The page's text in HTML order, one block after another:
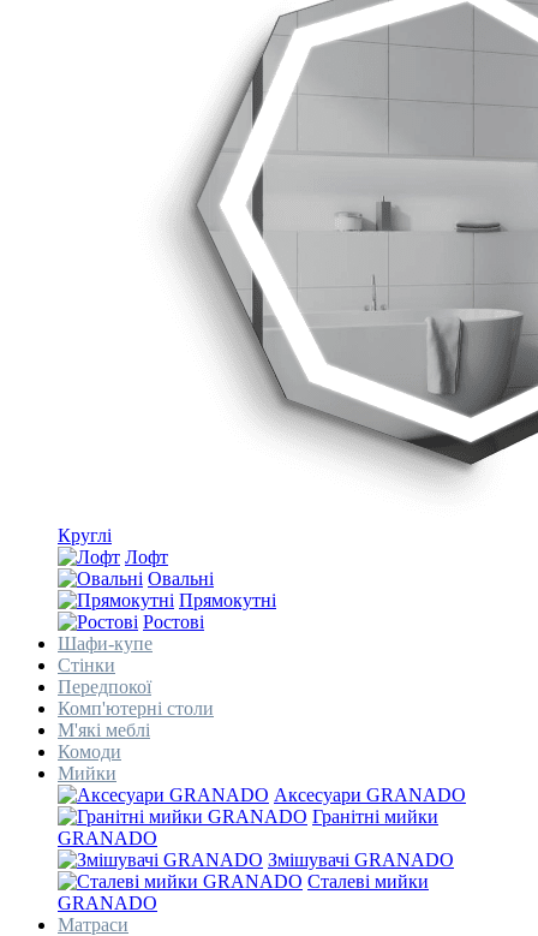
Круглі
Лофт
Овальні
Прямокутні
Ростові
Шафи-купе
Стінки
Передпокої
Комп'ютерні столи
М'які меблі
Комоди
Мийки
Аксесуари GRANADO
Гранітні мийки
GRANADO
Змішувачі GRANADO
Сталеві мийки
GRANADO
Матраси